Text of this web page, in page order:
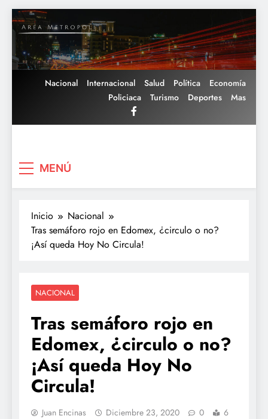
Saltar
al
contenido
Nacional Internacional Salud Política
Economía
Policiaca
Turismo Deportes Mas
MENÚ
Inicio
Nacional
Tras semáforo rojo en Edomex, ¿circulo o no?
¡Así queda Hoy No Circula!
NACIONAL
Tras semáforo rojo en
Edomex, ¿circulo o no?
¡Así queda Hoy No
Circula!
Juan Encinas Diciembre 23, 2020 0
6